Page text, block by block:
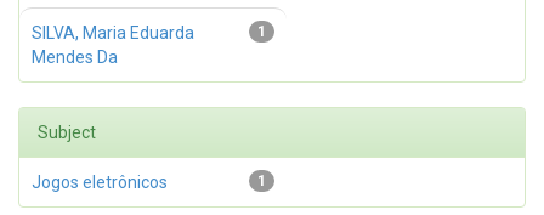
1
SILVA, Maria Eduarda
Mendes Da
Subject
1
Jogos eletrônicos